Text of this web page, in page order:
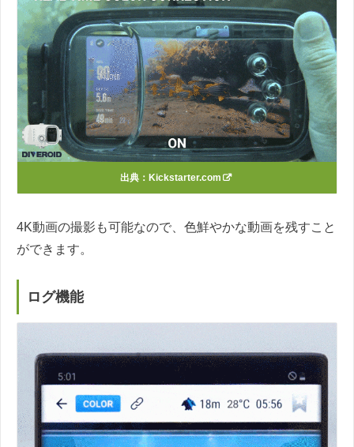
出典：Kickstarter.com
4K動画の撮影も可能なので、色鮮やかな動画を残すこと
ができます。
ログ機能